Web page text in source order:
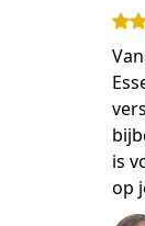
is
op